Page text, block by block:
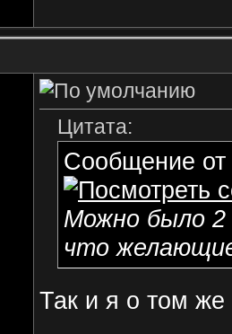
Цитата:
Сообщение от
Можно было 2
что
Так и я о том же